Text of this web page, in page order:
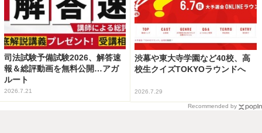
司法試験予備試験2026、解答速
報＆総評動画を無料公開…アガ
ルート
2026.7.21
渋幕や東大寺学園など40校、高
校生クイズTOKYOラウンドへ
2026.7.29
Recommended by